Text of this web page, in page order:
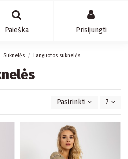
Paieška Prisijungti
Suknelės Languotos suknelės
Pasirinkti 7